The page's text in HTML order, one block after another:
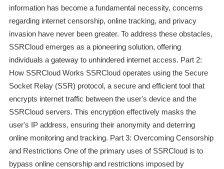
information has become a fundamental necessity, concerns
regarding internet censorship, online tracking, and privacy
invasion have never been greater. To address these obstacles,
SSRCloud emerges as a pioneering solution, offering
individuals a gateway to unhindered internet access. Part 2:
How SSRCloud Works SSRCloud operates using the Secure
Socket Relay (SSR) protocol, a secure and efficient tool that
encrypts internet traffic between the user's device and the
SSRCloud servers. This encryption effectively masks the
user's IP address, ensuring their anonymity and deterring
online monitoring and tracking. Part 3: Overcoming Censorship
and Restrictions One of the primary uses of SSRCloud is to
bypass online censorship and restrictions imposed by